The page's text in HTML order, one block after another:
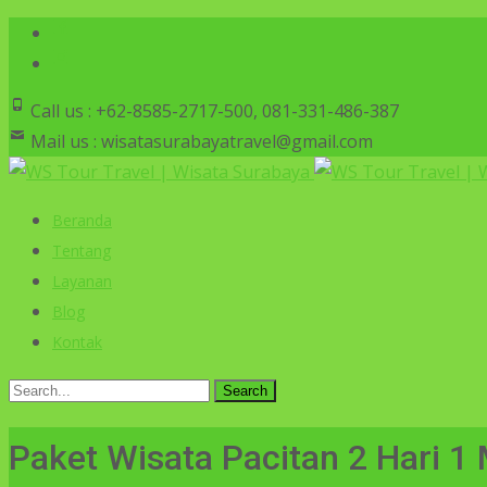
Call us : +62-8585-2717-500, 081-331-486-387
Mail us : wisatasurabayatravel@gmail.com
Beranda
Tentang
Layanan
Blog
Kontak
Paket Wisata Pacitan 2 Hari 1